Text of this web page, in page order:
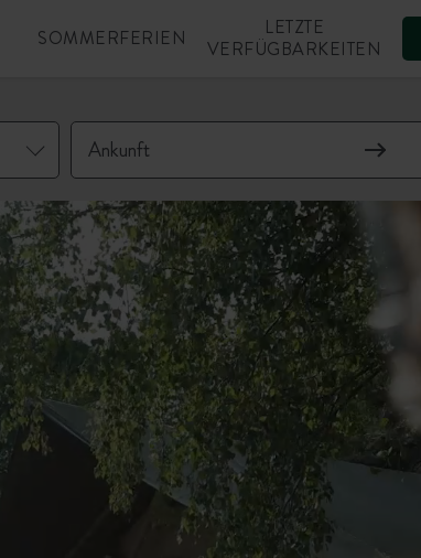
SOMMERFERIEN
LETZTE
VERFÜGBARKEITEN